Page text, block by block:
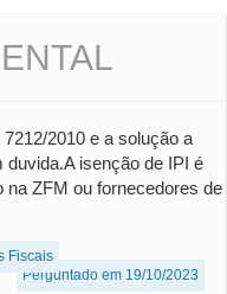
2010 e a solução a
isenção de IPI é
na ZFM ou fornecedores de
Fiscais
Perguntado em 19/10/2023